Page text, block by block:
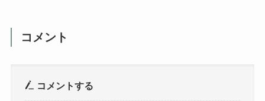
コメント
コメントする